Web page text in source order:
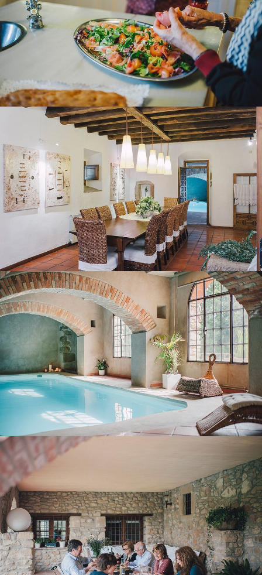
MENJADOR
PISCINA INTERIOR CLIMATITZADA
TERRASSA COBERTA